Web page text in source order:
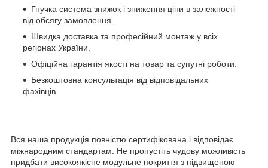
Гнучка система знижок і зниження ціни в залежності
від обсягу замовлення.
Швидка доставка та професійний монтаж у всіх
регіонах України.
Офіційна гарантія якості на товар та супутні роботи.
Безкоштовна консультація від відповідальних
фахівців.
Вся наша продукція повністю сертифікована і відповідає
міжнародним стандартам. Не пропустіть чудову можливість
придбати високоякісне модульне покриття з підвищеною